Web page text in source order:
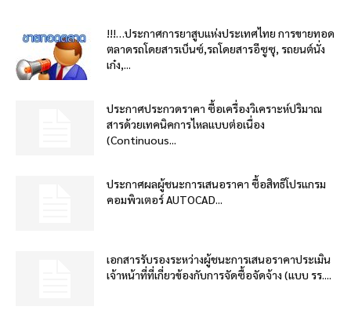
!!!…ประกาศการยาสูบแห่งประเทศไทย การขายทอด
ตลาดรถโดยสารเบ็นซ์,รถโดยสารอีซูซุ, รถยนต์นั่ง
เก๋ง,...
ประกาศประกวดราคา ซื้อเครื่องวิเคราะห์ปริมาณ
สารด้วยเทคนิคการไหลแบบต่อเนื่อง
(Continuous...
ประกาศผลผู้ชนะการเสนอราคา ซื้อสิทธิโปรแกรม
คอมพิวเตอร์ AUTOCAD...
เอกสารรับรองระหว่างผู้ชนะการเสนอราคาประเมิน
เจ้าหน้าที่ที่เกี่ยวข้องกับการจัดซื้อจัดจ้าง (แบบ รร....